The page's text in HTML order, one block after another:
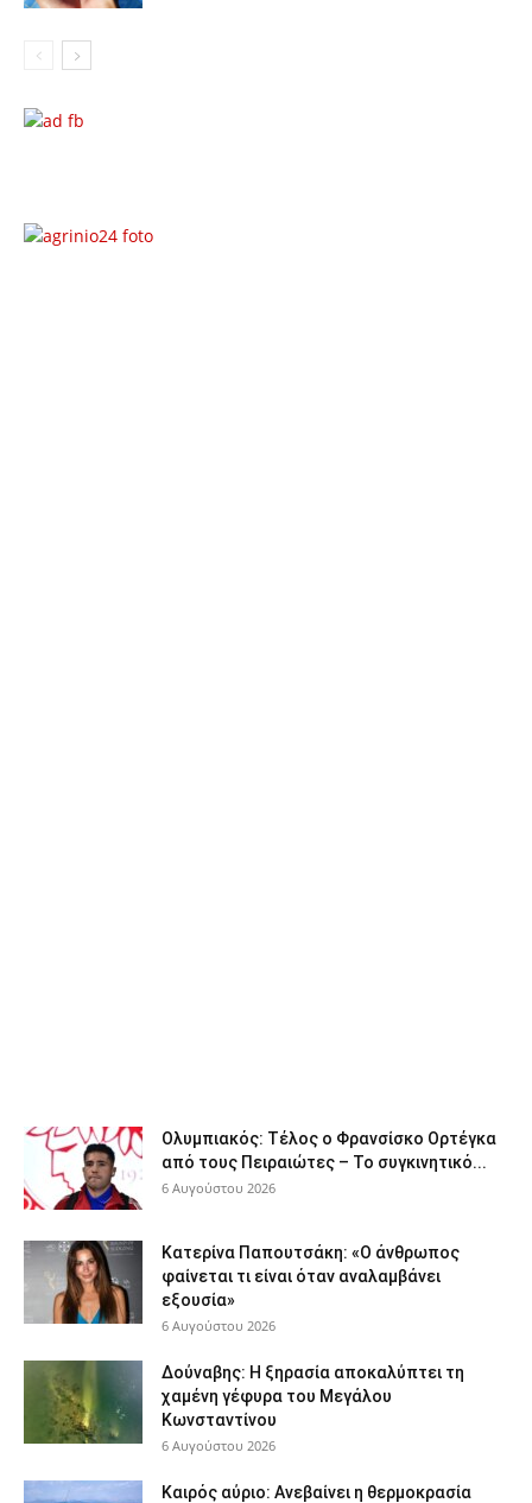
Ολυμπιακός: Τέλος ο Φρανσίσκο Ορτέγκα
από τους Πειραιώτες – Το συγκινητικό...
6 Αυγούστου 2026
Κατερίνα Παπουτσάκη: «Ο άνθρωπος
φαίνεται τι είναι όταν αναλαμβάνει
εξουσία»
6 Αυγούστου 2026
Δούναβης: Η ξηρασία αποκαλύπτει τη
χαμένη γέφυρα του Μεγάλου
Κωνσταντίνου
6 Αυγούστου 2026
Καιρός αύριο: Ανεβαίνει η θερμοκρασία